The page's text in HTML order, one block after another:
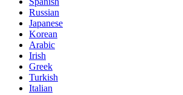
Russian
Japanese
Korean
Arabic
Irish
Greek
Turkish
Italian